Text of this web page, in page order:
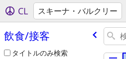
CL スキーナ・バルクリー
飲食/​接客
タイトルのみ検索